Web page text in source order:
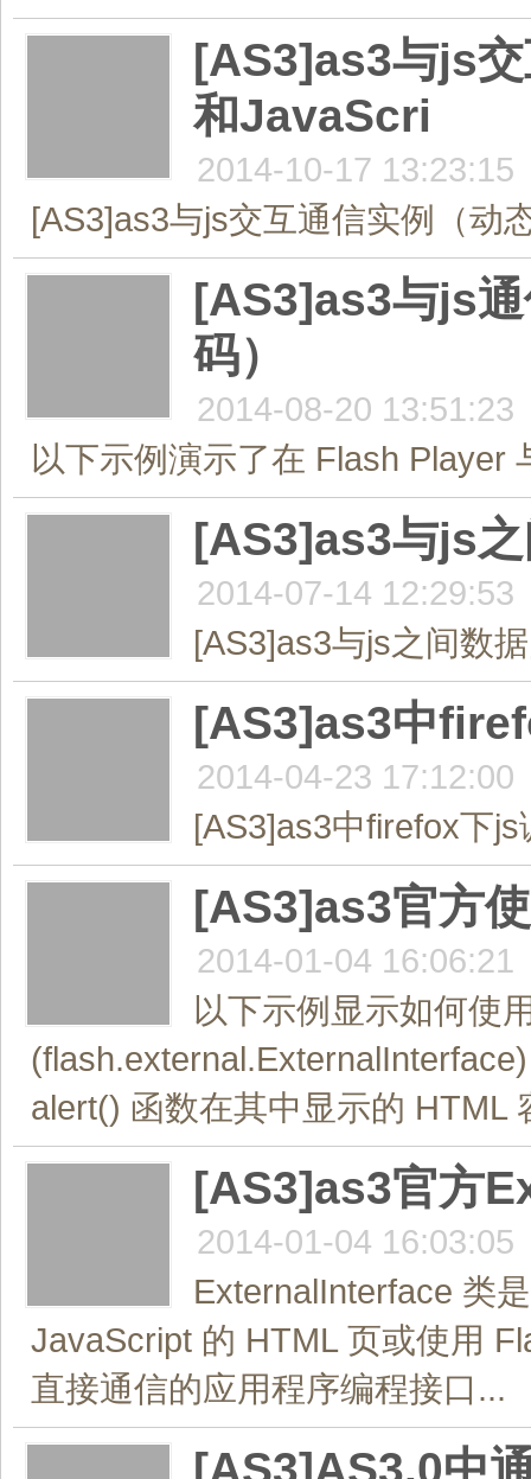
[AS3]as3与js
和JavaScri
2014-10-17 13:23:15
[AS3]as3与js交互通信实例（动
[AS3]as3与js
码）
2014-08-20 13:51:23
以下示例演示了在 Flash Player
[AS3]as3与js
2014-07-14 12:29:53
[AS3]as3与js之间数
[AS3]as3中
2014-04-23 17:12:00
[AS3]as3中firefox下
[AS3]as3官方
2014-01-04 16:06:21
以下示例显示如何使
alert() 函数在其中显示的 HTML
[AS3]as3官方
2014-01-04 16:03:05
ExternalInterface 类
JavaScript 的 HTML 页或使用
直接通信的应用程序编程接口...